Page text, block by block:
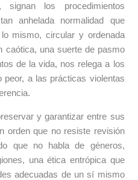
los procedimientos
anhelada normalidad que
mismo, circular y ordenada
caótica, una suerte de pasmo
de la vida, nos relega a los
peor, a las prácticas violentas
y garantizar entre sus
orden que no resiste revisión
que no habla de géneros,
una ética entrópica que
adecuadas de un sí mismo